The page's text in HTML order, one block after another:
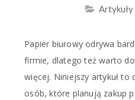
Papier biurowy odrywa
firmie, dlatego też warto
więcej. Niniejszy artykuł to
osób, które planują zakup